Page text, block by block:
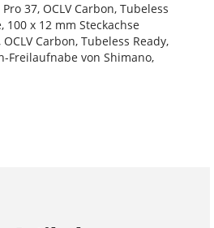
37, OCLV Carbon, Tubeless
100 x 12 mm Steckachse
Carbon, Tubeless Ready,
Freilaufnabe von Shimano,